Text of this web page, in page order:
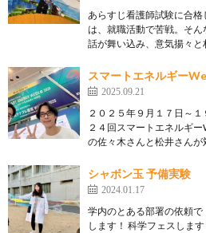
あらすじ看護師試験に合格
は、就職活動で苦戦。そ
話が舞い込み、意気揚々
スマートエネルギー
2025.09.21
２０２５年９月１７日～
２４回スマートエネルギ
の佐々木さんと松井さん
シャボン玉 予備実験
2024.01.17
学内のとある部署の依頼
します！ 科学フェスしま